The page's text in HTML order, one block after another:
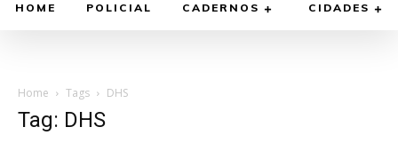
HOME POLICIAL CADERNOS CIDADES
Home Tags DHS
Tag: DHS